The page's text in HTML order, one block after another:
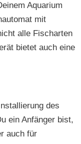
Aquarium
mit
alle Fischarten
bietet auch eine
des
ein Anfänger bist,
auch für